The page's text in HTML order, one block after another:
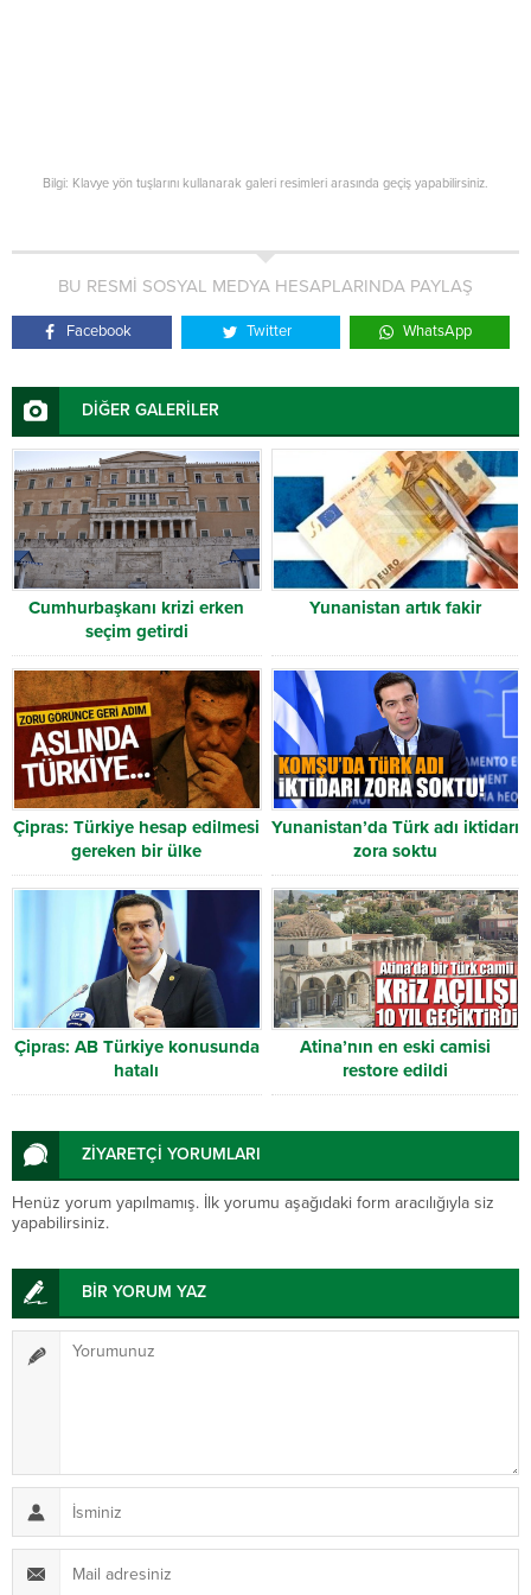
Bilgi: Klavye yön tuşlarını kullanarak galeri resimleri arasında geçiş yapabilirsiniz.
BU RESMİ SOSYAL MEDYA HESAPLARINDA PAYLAŞ
Facebook Twitter WhatsApp
DİĞER GALERİLER
Cumhurbaşkanı krizi erken
seçim getirdi
Yunanistan artık fakir
Çipras: Türkiye hesap edilmesi
gereken bir ülke
Yunanistan’da Türk adı iktidarı
zora soktu
Çipras: AB Türkiye konusunda
hatalı
Atina’nın en eski camisi
restore edildi
ZİYARETÇİ YORUMLARI
Henüz yorum yapılmamış. İlk yorumu aşağıdaki form aracılığıyla siz
yapabilirsiniz.
BİR YORUM YAZ